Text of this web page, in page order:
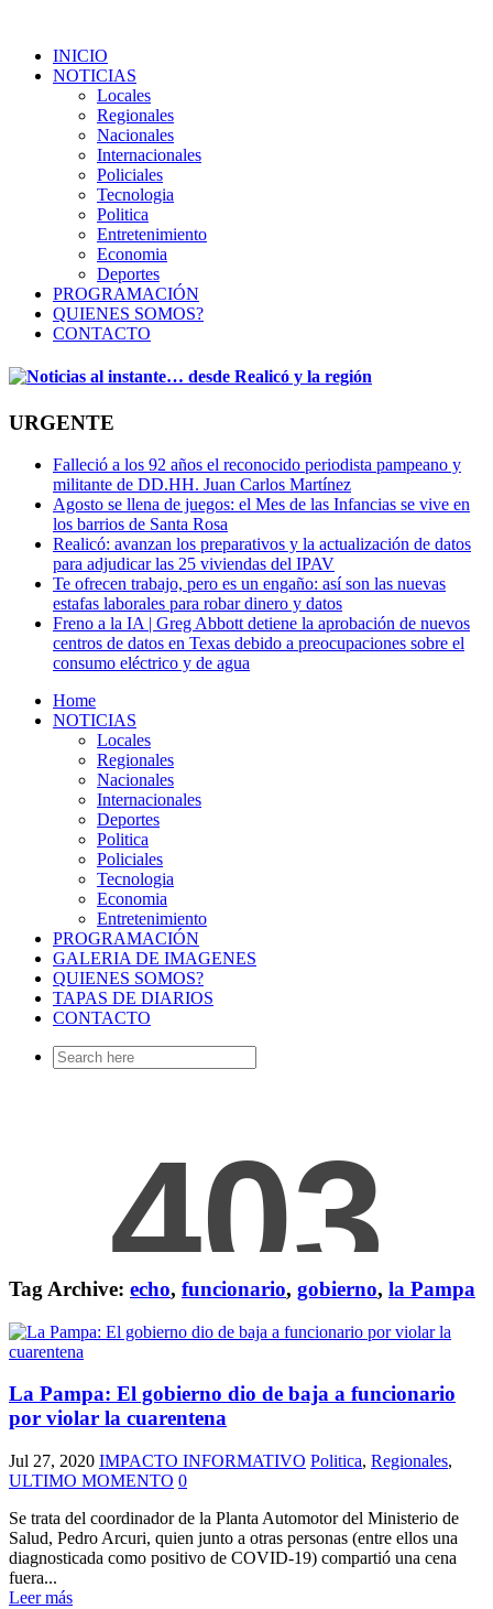
INICIO
NOTICIAS
Locales
Regionales
Nacionales
Internacionales
Policiales
Tecnologia
Politica
Entretenimiento
Economia
Deportes
PROGRAMACIÓN
QUIENES SOMOS?
CONTACTO
URGENTE
Falleció a los 92 años el reconocido periodista pampeano y
militante de DD.HH. Juan Carlos Martínez
Agosto se llena de juegos: el Mes de las Infancias se vive en
los barrios de Santa Rosa
Realicó: avanzan los preparativos y la actualización de datos
para adjudicar las 25 viviendas del IPAV
Te ofrecen trabajo, pero es un engaño: así son las nuevas
estafas laborales para robar dinero y datos
Freno a la IA | Greg Abbott detiene la aprobación de nuevos
centros de datos en Texas debido a preocupaciones sobre el
consumo eléctrico y de agua
Home
NOTICIAS
Locales
Regionales
Nacionales
Internacionales
Deportes
Politica
Policiales
Tecnologia
Economia
Entretenimiento
PROGRAMACIÓN
GALERIA DE IMAGENES
QUIENES SOMOS?
TAPAS DE DIARIOS
CONTACTO
Search
for:
Tag Archive: echo, funcionario, gobierno, la Pampa
La Pampa: El gobierno dio de baja a funcionario
por violar la cuarentena
Jul 27, 2020 IMPACTO INFORMATIVO Politica, Regionales,
ULTIMO MOMENTO 0
Se trata del coordinador de la Planta Automotor del Ministerio de
Salud, Pedro Arcuri, quien junto a otras personas (entre ellos una
diagnosticada como positivo de COVID-19) compartió una cena
fuera...
Leer más